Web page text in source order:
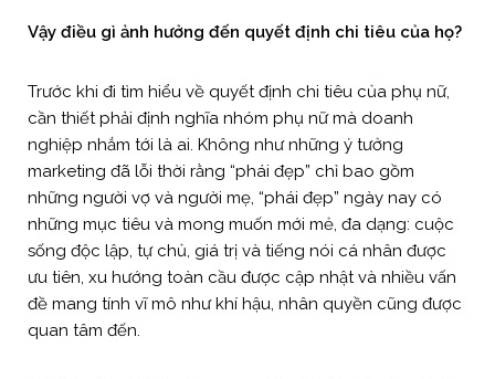
Vậy điều gì ảnh hưởng đến quyết định chi tiêu của họ?
Trước khi đi tìm hiểu về quyết định chi tiêu của phụ nữ,
cần thiết phải định nghĩa nhóm phụ nữ mà doanh
nghiệp nhắm tới là ai. Không như những ý tưởng
marketing đã lỗi thời rằng “phái đẹp” chỉ bao gồm
những người vợ và người mẹ, “phái đẹp” ngày nay có
những mục tiêu và mong muốn mới mẻ, đa dạng: cuộc
sống độc lập, tự chủ, giá trị và tiếng nói cá nhân được
ưu tiên, xu hướng toàn cầu được cập nhật và nhiều vấn
đề mang tính vĩ mô như khí hậu, nhân quyền cũng được
quan tâm đến.